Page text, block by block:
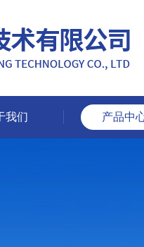
我们 产品中